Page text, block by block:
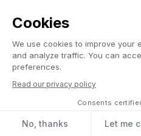
Cookies
We use cookies to improve your
and analyze traffic. You can
preferences.
Read our privacy policy
Consents
No, thanks Let me
Zapisz się do naszego
Bądź na bieżąco z
marketingowymi, trendami i